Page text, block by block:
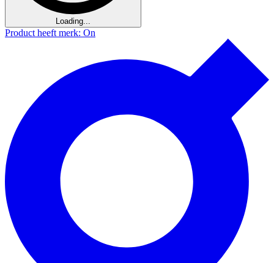
Loading...
Product heeft merk: On